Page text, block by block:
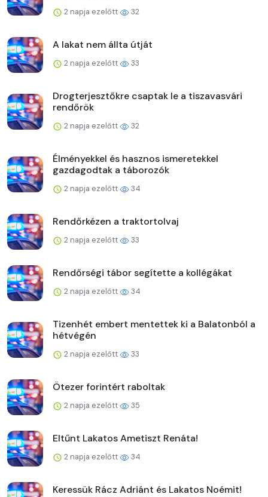
2 napja ezelőtt 32
A lakat nem állta útját
2 napja ezelőtt 33
Drogterjesztőkre csaptak le a tiszavasvári
rendőrök
2 napja ezelőtt 32
Élményekkel és hasznos ismeretekkel
gazdagodtak a táborozók
2 napja ezelőtt 34
Rendőrkézen a traktortolvaj
2 napja ezelőtt 33
Rendőrségi tábor segítette a kollégákat
2 napja ezelőtt 34
Tizenhét embert mentettek ki a Balatonból a
hétvégén
2 napja ezelőtt 33
Ötezer forintért raboltak
2 napja ezelőtt 35
Eltűnt Lakatos Ametiszt Renáta!
2 napja ezelőtt 34
Keressük Rácz Adriánt és Lakatos Noémit!